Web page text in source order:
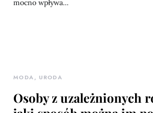
mocno wpływa…
MODA, URODA
Osoby z uzależnionych